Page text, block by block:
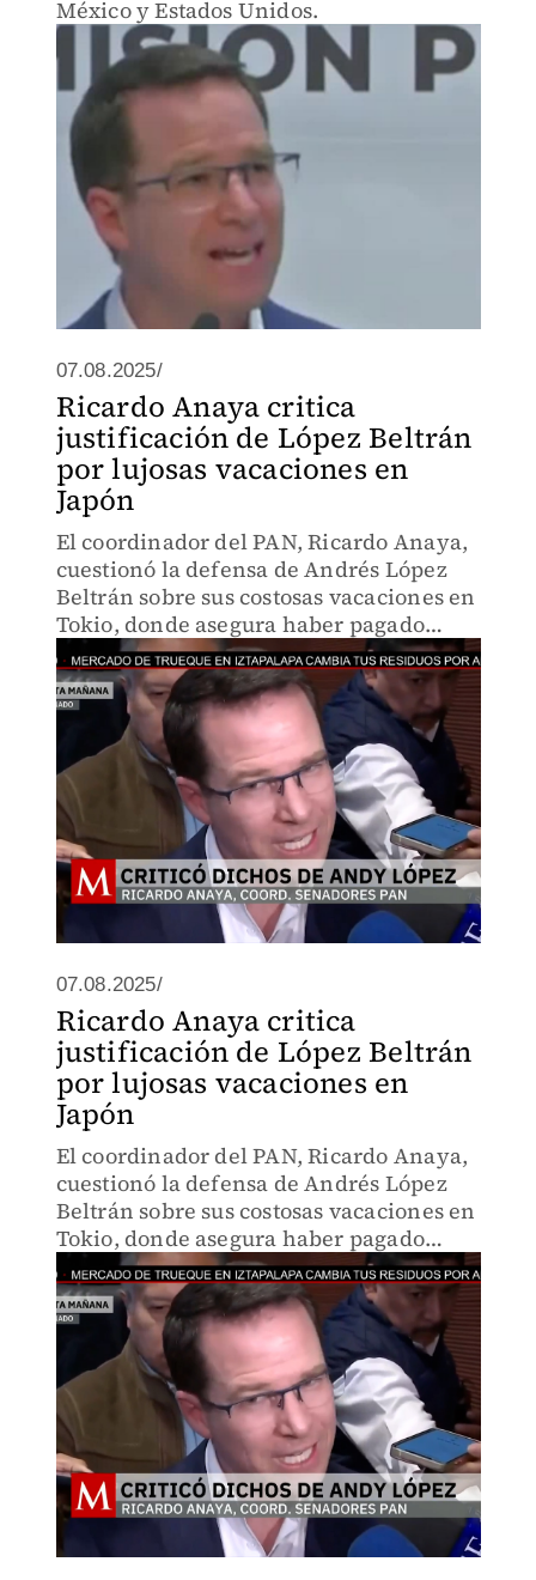
México y Estados Unidos.
07.08.2025/
Ricardo Anaya critica
justificación de López Beltrán
por lujosas vacaciones en
Japón
El coordinador del PAN, Ricardo Anaya,
cuestionó la defensa de Andrés López
Beltrán sobre sus costosas vacaciones en
Tokio, donde asegura haber pagado
7,500 dólares por noche y haber viajado
en vuelo comercial.
07.08.2025/
Ricardo Anaya critica
justificación de López Beltrán
por lujosas vacaciones en
Japón
El coordinador del PAN, Ricardo Anaya,
cuestionó la defensa de Andrés López
Beltrán sobre sus costosas vacaciones en
Tokio, donde asegura haber pagado
7,500 dólares por noche y haber viajado
en vuelo comercial.